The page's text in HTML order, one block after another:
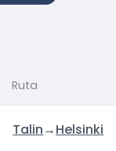
Ruta
Talin→Helsinki